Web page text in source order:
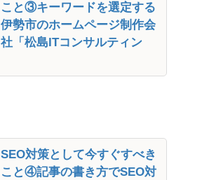
こと③キーワードを選定する
伊勢市のホームページ制作会
社「松島ITコンサルティン
SEO対策として今すぐすべき
こと④記事の書き方でSEO対